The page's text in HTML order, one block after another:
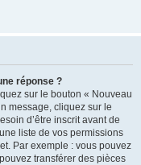
réponse ?
sur le bouton « Nouveau
message, cliquez sur le
d’être inscrit avant de
liste de vos permissions
Par exemple : vous pouvez
transférer des pièces